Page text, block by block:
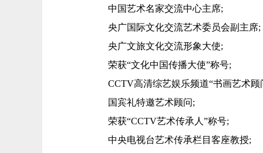
中国艺术名家交流中心主席;
央广国际文化交流艺术委员会副主席;
央广文旅文化交流形象大使;
荣获“文化中国传播大使”称号;
CCTV高清综艺娱乐频道“书画艺术顾
国宾礼特邀艺术顾问;
荣获“CCTV艺术传承人”称号;
中央电视台艺术传承栏目客座教授;